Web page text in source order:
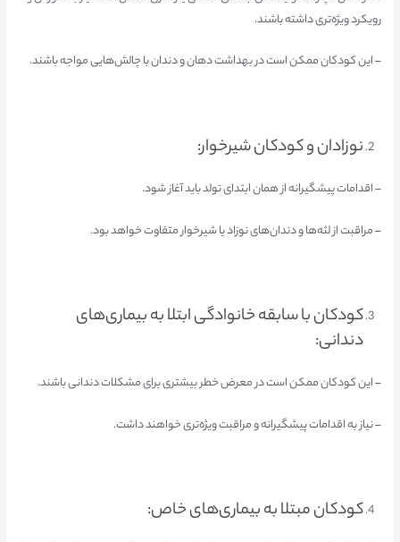
رویکرد ویژه‌تری داشته باشند.
– این کودکان ممکن است در بهداشت دهان و دندان با چالش‌هایی مواجه باشند.
نوزادان و کودکان شیرخوار:
– اقدامات پیشگیرانه از همان ابتدای تولد باید آغاز شود.
– مراقبت از لثه‌ها و دندان‌های نوزاد یا شیرخوار متفاوت خواهد بود.
کودکان با سابقه خانوادگی ابتلا به بیماری‌های
دندانی:
– این کودکان ممکن است در معرض خطر بیشتری برای مشکلات دندانی باشند.
– نیاز به اقدامات پیشگیرانه و مراقبت ویژه‌تری خواهند داشت.
کودکان مبتلا به بیماری‌های خاص: